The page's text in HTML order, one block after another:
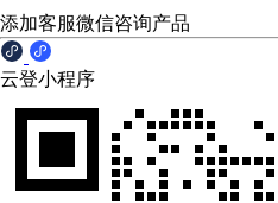
添加客服微信咨询产品
云登小程序